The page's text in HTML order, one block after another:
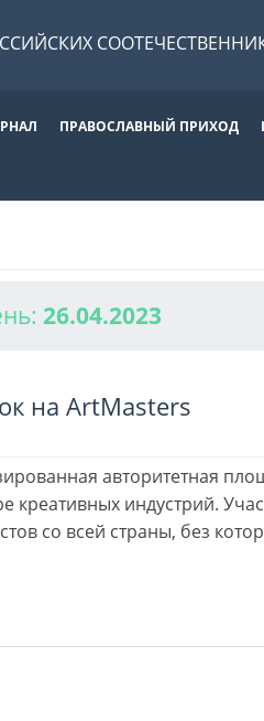
ПРАВОСЛАВНЫЙ ПРИХОД
26.04.2023
на ArtMasters
авторитетная
креативных индустрий.
со всей страны, без